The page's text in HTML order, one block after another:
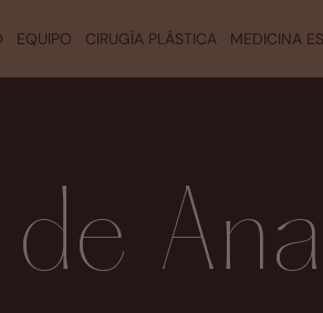
EQUIPO CIRUGÍA PLÁSTICA MEDICINA
Ana